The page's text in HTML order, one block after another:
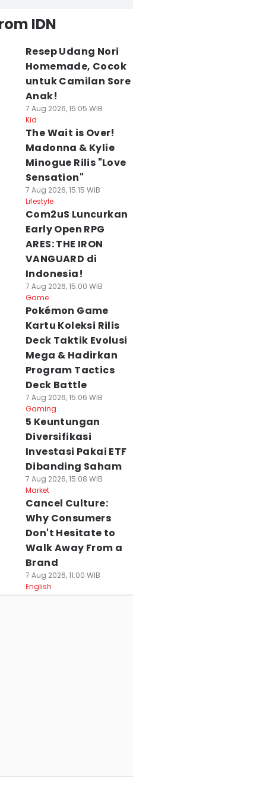
IDN
Resep Udang Nori
Homemade, Cocok
untuk Camilan Sore
Anak!
7 Aug 2026, 15:05 WIB
Kid
The Wait is Over!
Madonna & Kylie
Minogue Rilis "Love
Sensation"
7 Aug 2026, 15:15 WIB
Lifestyle
Com2uS Luncurkan
Early Open RPG
ARES: THE IRON
VANGUARD di
Indonesia!
7 Aug 2026, 15:00 WIB
Game
Pokémon Game
Kartu Koleksi Rilis
Deck Taktik Evolusi
Mega & Hadirkan
Program Tactics
Deck Battle
7 Aug 2026, 15:06 WIB
Gaming
5 Keuntungan
Diversifikasi
Investasi Pakai ETF
Dibanding Saham
7 Aug 2026, 15:08 WIB
Market
Cancel Culture:
Why Consumers
Don't Hesitate to
Walk Away From a
Brand
7 Aug 2026, 11:00 WIB
English